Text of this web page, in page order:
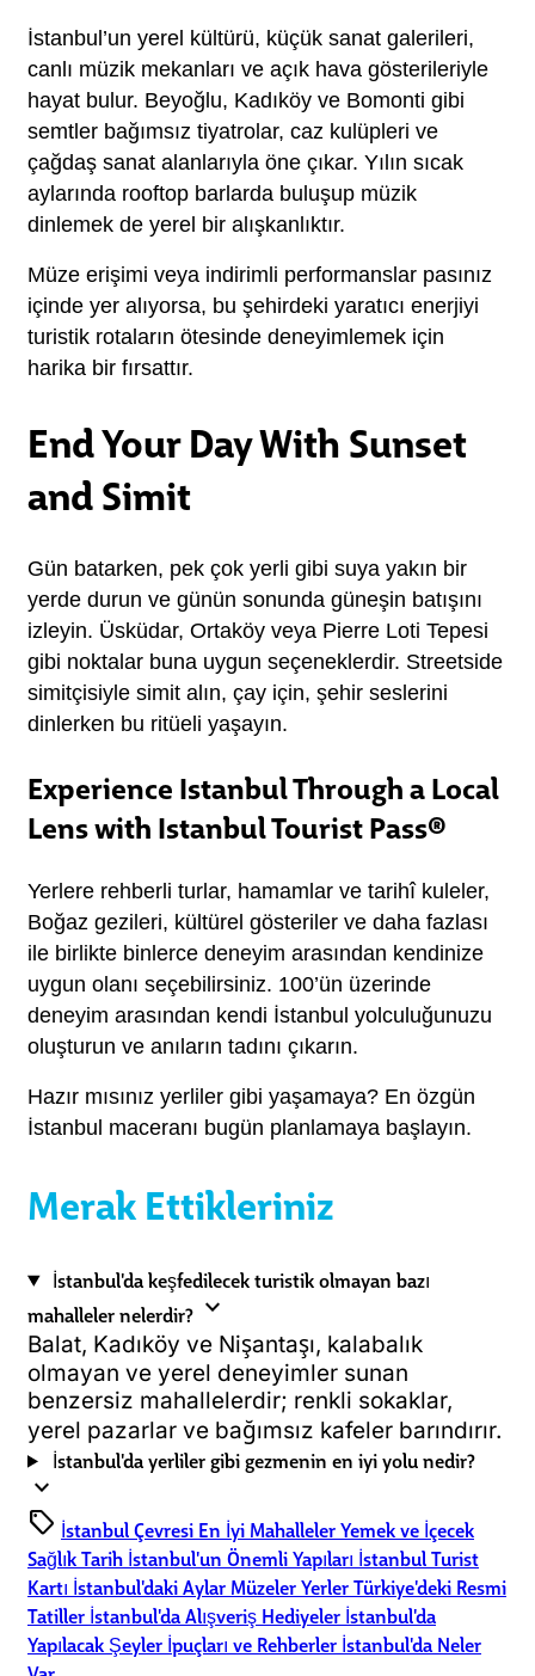
İstanbul’un yerel kültürü, küçük sanat galerileri,
canlı müzik mekanları ve açık hava gösterileriyle
hayat bulur. Beyoğlu, Kadıköy ve Bomonti gibi
semtler bağımsız tiyatrolar, caz kulüpleri ve
çağdaş sanat alanlarıyla öne çıkar. Yılın sıcak
aylarında rooftop barlarda buluşup müzik
dinlemek de yerel bir alışkanlıktır.
Müze erişimi veya indirimli performanslar pasınız
içinde yer alıyorsa, bu şehirdeki yaratıcı enerjiyi
turistik rotaların ötesinde deneyimlemek için
harika bir fırsattır.
End Your Day With Sunset
and Simit
Gün batarken, pek çok yerli gibi suya yakın bir
yerde durun ve günün sonunda güneşin batışını
izleyin. Üsküdar, Ortaköy veya Pierre Loti Tepesi
gibi noktalar buna uygun seçeneklerdir. Streetside
simitçisiyle simit alın, çay için, şehir seslerini
dinlerken bu ritüeli yaşayın.
Experience Istanbul Through a Local
Lens with Istanbul Tourist Pass®
Yerlere rehberli turlar, hamamlar ve tarihî kuleler,
Boğaz gezileri, kültürel gösteriler ve daha fazlası
ile birlikte binlerce deneyim arasından kendinize
uygun olanı seçebilirsiniz. 100’ün üzerinde
deneyim arasından kendi İstanbul yolculuğunuzu
oluşturun ve anıların tadını çıkarın.
Hazır mısınız yerliler gibi yaşamaya? En özgün
İstanbul maceranı bugün planlamaya başlayın.
Merak Ettikleriniz
İstanbul'da keşfedilecek turistik olmayan bazı
mahalleler nelerdir? expand_more
Balat, Kadıköy ve Nişantaşı, kalabalık
olmayan ve yerel deneyimler sunan
benzersiz mahallelerdir; renkli sokaklar,
yerel pazarlar ve bağımsız kafeler barındırır.
İstanbul'da yerliler gibi gezmenin en iyi yolu nedir?
expand_more
sell İstanbul Çevresi En İyi MahallelerYemek ve İçecek
SağlıkTarih İstanbul'un Önemli Yapıları İstanbul Turist
Kartı İstanbul'daki Aylar MüzelerYerlerTürkiye'deki Resmi
Tatiller İstanbul'da Alışveriş Hediyeler İstanbul'da
Yapılacak Şeyler İpuçları ve Rehberler İstanbul'da Neler